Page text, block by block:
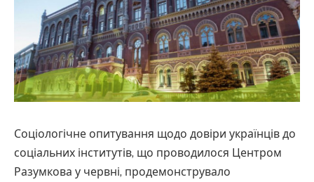
Соціологічне опитування щодо довіри українців до
соціальних інститутів, що проводилося Центром
Разумкова у червні, продемонструвало